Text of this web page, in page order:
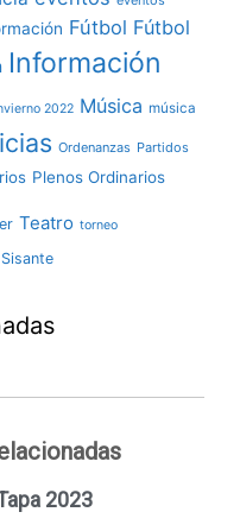
Fútbol Fútbol
Información
2022 Música música
Ordenanzas Partidos
Plenos Ordinarios
Teatro torneo
2023